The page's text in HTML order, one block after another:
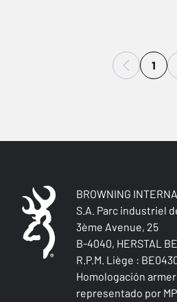
1
BROWNING
S.A. Parc industriel
3ème Avenue, 25
B-4040, HERSTAL
R.P.M. Liège :
Homologación
representado por